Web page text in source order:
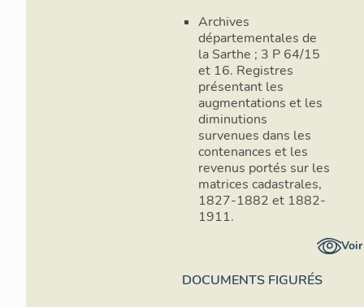
Archives
départementales de
la Sarthe ; 3 P 64/15
et 16. Registres
présentant les
augmentations et les
diminutions
survenues dans les
contenances et les
revenus portés sur les
matrices cadastrales,
1827-1882 et 1882-
1911.
DOCUMENTS FIGURÉS